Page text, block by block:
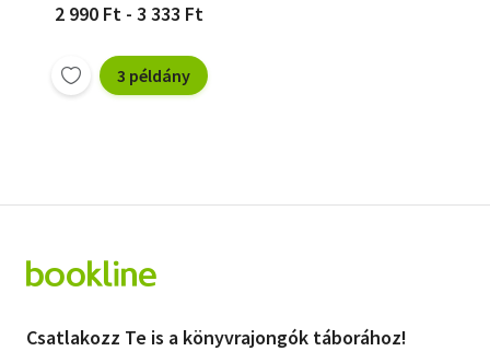
2 990 Ft - 3 333 Ft
3 példány
Csatlakozz Te is a könyvrajongók táborához!